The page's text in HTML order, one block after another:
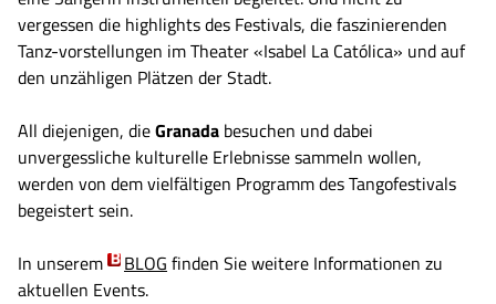
vergessen die highlights des Festivals, die faszinierenden
Tanz-vorstellungen im Theater «Isabel La Católica» und auf
den unzähligen Plätzen der Stadt.
All diejenigen, dieGranada besuchen und dabei
unvergessliche kulturelle Erlebnisse sammeln wollen,
werden von dem vielfältigen Programm des Tangofestivals
begeistert sein.
In unserem
BLOG finden Sie weitere Informationen zu
aktuellen Events.